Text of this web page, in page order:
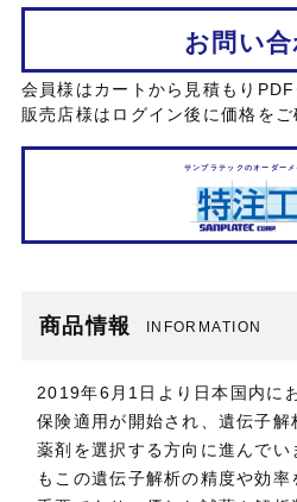
サンプラテックのオーダー
お問い
会員様はカートから見積もり
販売店様はログイン後に価格を
商品情報 INFORMATION
2019年6月1日より日本国内に
保険適用が開始され、遺伝子
薬剤を選択する方向に進んで
もこの遺伝子解析の精度や効